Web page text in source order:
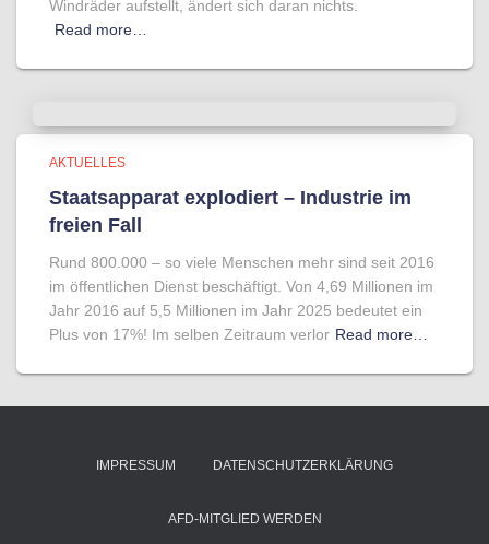
Windräder aufstellt, ändert sich daran nichts.
Read more…
AKTUELLES
Staatsapparat explodiert – Industrie im
freien Fall
Rund 800.000 – so viele Menschen mehr sind seit 2016
im öffentlichen Dienst beschäftigt. Von 4,69 Millionen im
Jahr 2016 auf 5,5 Millionen im Jahr 2025 bedeutet ein
Plus von 17%! Im selben Zeitraum verlor Read more…
IMPRESSUM DATENSCHUTZERKLÄRUNG
AFD-MITGLIED WERDEN